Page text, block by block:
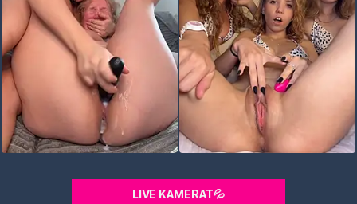
LIVE KAMERAT💦